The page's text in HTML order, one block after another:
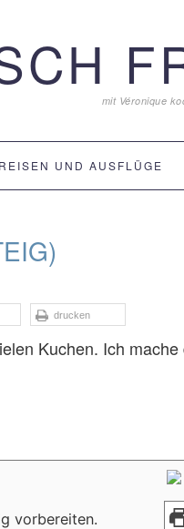
mit Véronique
REISEN UND AUSFLÜGE
drucken
Kuchen. Ich mache
vorbereiten.